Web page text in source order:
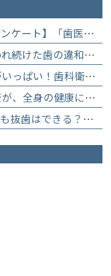
【インプラント治療実績＆直筆アンケート】「歯医者が怖かった」トラウマを乗り越えて。70歳・介護士女性が手に入れた「晴れ晴れとした笑顔」と人生を支える噛み合わせ】
【院長執筆】「問題ない」と言われ続けた歯の違和感……60代女性が「80歳で20本の自前の歯」を守るために選んだ精密総合治療の全貌
【イベント開催レポート】笑顔がいっぱい！歯科衛生士×管理栄養士がお届けする「親子で楽しむむし歯になりにくいお菓子作り体験」】
【院長監修】高齢者のお口の健康が、全身の健康につながる理由。生涯おいしく食べるための「口内環境検査」とオーダーメイド予防】
【骨粗しょう症の薬を飲んでいても抜歯はできる？】顎骨壊死を防ぐために大切な口腔管理について